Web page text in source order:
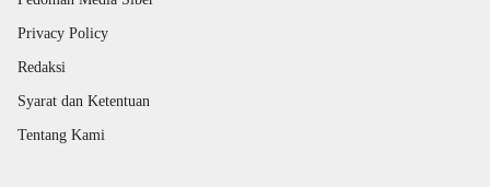
Privacy Policy
Redaksi
Syarat dan Ketentuan
Tentang Kami